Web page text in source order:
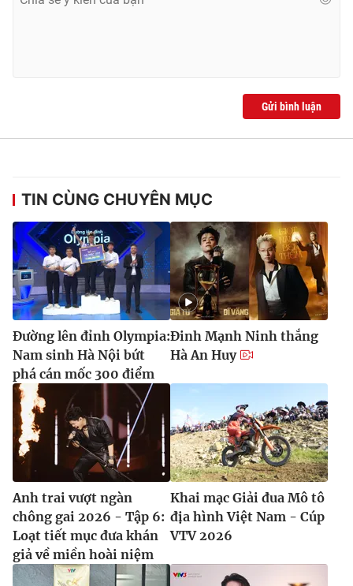
Gửi bình luận
TIN CÙNG CHUYÊN MỤC
Đường lên đỉnh Olympia:
Nam sinh Hà Nội bứt
phá cán mốc 300 điểm
Đinh Mạnh Ninh thắng
Hà An Huy
Anh trai vượt ngàn
chông gai 2026 - Tập 6:
Loạt tiết mục đưa khán
giả về miền hoài niệm
Khai mạc Giải đua Mô tô
địa hình Việt Nam - Cúp
VTV 2026